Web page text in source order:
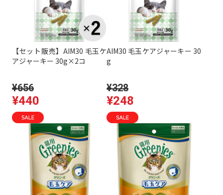
【セット販売】AIM30 毛玉ケ
アジャーキー 30g×2コ
¥656
¥440
AIM30 毛玉ケアジャーキー 30
g
¥328
¥248